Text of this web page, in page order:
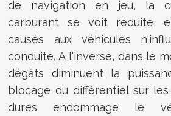
de navigation en jeu, la
carburant se voit réduite,
causés aux véhicules
conduite. A l'inverse, dans le
dégâts diminuent la
blocage du différentiel sur
dures endommage le